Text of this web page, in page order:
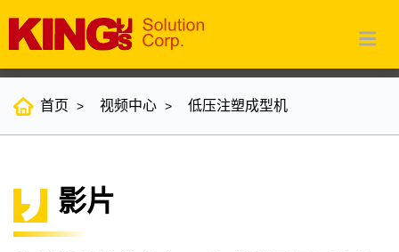
首页 视频中心 低压注塑成型机
影片